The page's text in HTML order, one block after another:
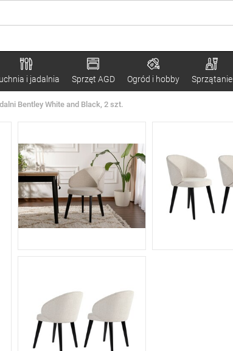
i jadalnia Sprzęt AGD Ogród i hobby Sprzątanie
Bentley White and Black, 2 szt.